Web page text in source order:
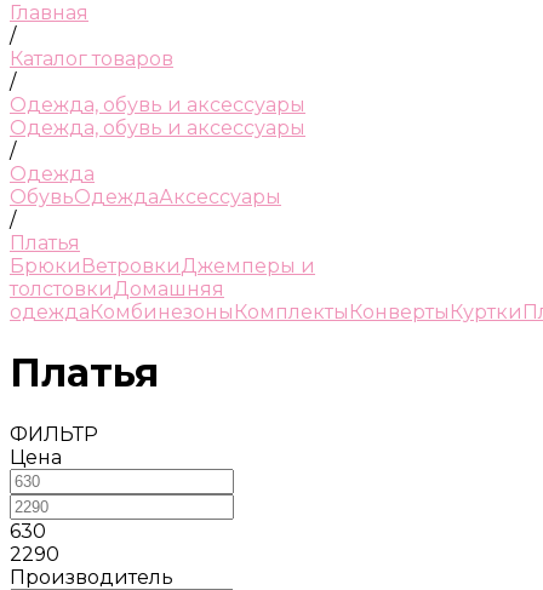
Главная
/
Каталог товаров
/
Одежда, обувь и аксессуары
Одежда, обувь и аксессуары
/
Одежда
ОбувьОдеждаАксессуары
/
Платья
Брюки ВетровкиДжемперы и
толстовкиДомашняя
одеждаКомбинезоны Комплекты Конверты Куртки
Платья
ФИЛЬТР
Цена
630
2290
Производитель